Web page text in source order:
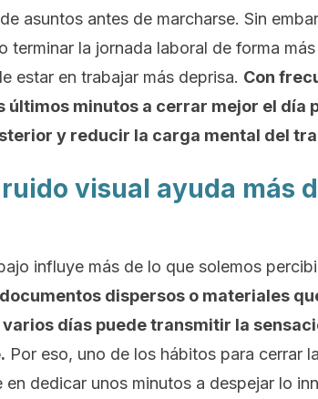
asuntos antes de marcharse. Sin
terminar la jornada laboral de forma
estar en trabajar más deprisa. Con
últimos minutos a cerrar mejor el día
y reducir la carga mental del
visual ayuda más
influye más de lo que solemos
dispersos o materiales
días puede transmitir la
Por eso, uno de los hábitos para cerrar
dedicar unos minutos a despejar lo